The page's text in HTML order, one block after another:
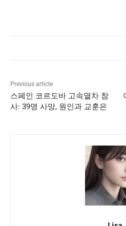
Previous article
스페인 코르도바 고속열차 참
사: 39명 사망, 원인과 교훈은